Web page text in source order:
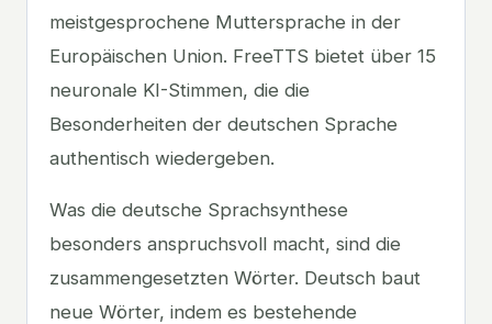
meistgesprochene Muttersprache in der
Europäischen Union. FreeTTS bietet über 15
neuronale KI-Stimmen, die die
Besonderheiten der deutschen Sprache
authentisch wiedergeben.
Was die deutsche Sprachsynthese
besonders anspruchsvoll macht, sind die
zusammengesetzten Wörter. Deutsch baut
neue Wörter, indem es bestehende